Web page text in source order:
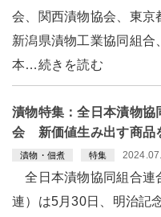
会、関西漬物協会、東京
新潟県漬物工業協同組
本…続きを読む
漬物特集：全日本漬物協
会 新価値生み出す商品
漬物・佃煮 特集
全日本漬物協同組合連
連）は5月30日、明治記